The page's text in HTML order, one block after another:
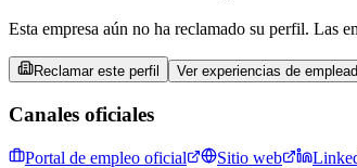
Esta empresa aún no ha reclamado su perfil. Las
Reclamar este perfil Ver experiencias de
Canales oficiales
Portal de empleo oficial Sitio web